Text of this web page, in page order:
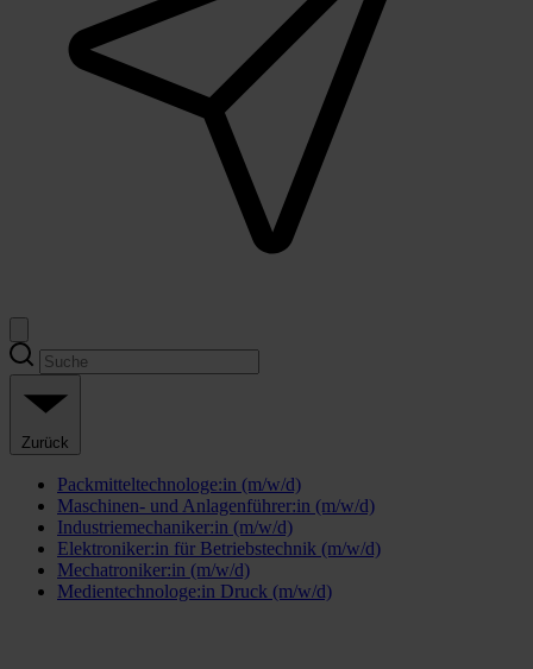
Zurück
Packmitteltechnologe:in (m/w/d)
Maschinen- und Anlagenführer:in (m/w/d)
Industriemechaniker:in (m/w/d)
Elektroniker:in für Betriebstechnik (m/w/d)
Mechatroniker:in (m/w/d)
Medientechnologe:in Druck (m/w/d)